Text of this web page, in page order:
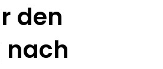
den
nach